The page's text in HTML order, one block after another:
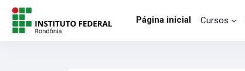
Ir para o conteúdo principal
Página inicial
Cursos